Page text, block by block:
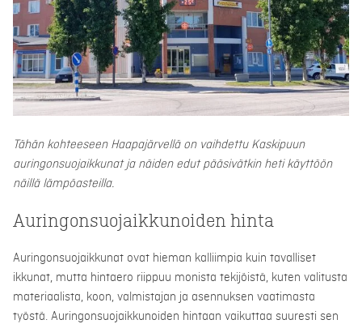
Tähän kohteeseen Haapajärvellä on vaihdettu Kaskipuun
auringonsuojaikkunat ja näiden edut pääsivätkin heti käyttöön
näillä lämpöasteilla.
Auringonsuojaikkunoiden hinta
Auringonsuojaikkunat ovat hieman kalliimpia kuin tavalliset
ikkunat, mutta hintaero riippuu monista tekijöistä, kuten valitusta
materiaalista, koon, valmistajan ja asennuksen vaatimasta
työstä. Auringonsuojaikkunoiden hintaan vaikuttaa suuresti sen